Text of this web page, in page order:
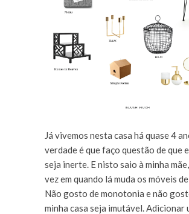
Já vivemos nesta casa há quase 4
verdade é que faço questão de que
seja inerte. E nisto saio à minha
vez em quando lá muda os móveis
Não gosto de monotonia e não
minha casa seja imutável. Adicionar